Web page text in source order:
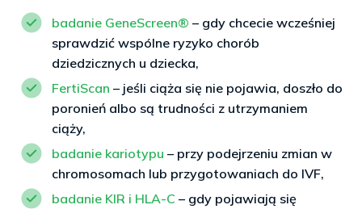
badanie GeneScreen® – gdy chcecie wcześniej
sprawdzić wspólne ryzyko chorób
dziedzicznych u dziecka,
FertiScan – jeśli ciąża się nie pojawia, doszło do
poronień albo są trudności z utrzymaniem
ciąży,
badanie kariotypu – przy podejrzeniu zmian w
chromosomach lub przygotowaniach do IVF,
badanie KIR i HLA-C – gdy pojawiają się